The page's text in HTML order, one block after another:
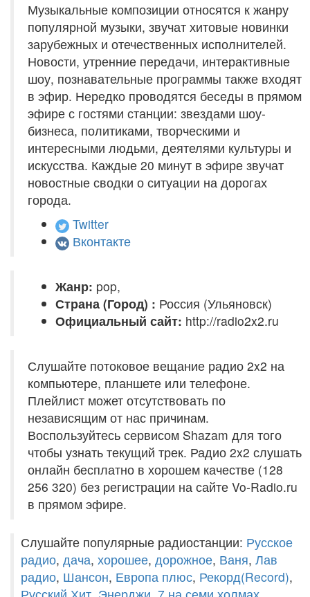
Музыкальные композиции относятся к жанру
популярной музыки, звучат хитовые новинки
зарубежных и отечественных исполнителей.
Новости, утренние передачи, интерактивные
шоу, познавательные программы также входят
в эфир. Нередко проводятся беседы в прямом
эфире с гостями станции: звездами шоу-
бизнеса, политиками, творческими и
интересными людьми, деятелями культуры и
искусства. Каждые 20 минут в эфире звучат
новостные сводки о ситуации на дорогах
города.
Twitter
Вконтакте
Жанр: pop,
Страна (Город) : Россия (Ульяновск)
Официальный сайт: http://radio2x2.ru
Слушайте потоковое вещание радио 2x2 на
компьютере, планшете или телефоне.
Плейлист может отсутствовать по
независящим от нас причинам.
Воспользуйтесь сервисом Shazam для того
чтобы узнать текущий трек. Радио 2x2 слушать
онлайн бесплатно в хорошем качестве (128
256 320) без регистрации на сайте Vo-Radio.ru
в прямом эфире.
Слушайте популярные радиостанции: Русское
радио, дача, хорошее, дорожное, Ваня, Лав
радио, Шансон, Европа плюс, Рекорд(Record),